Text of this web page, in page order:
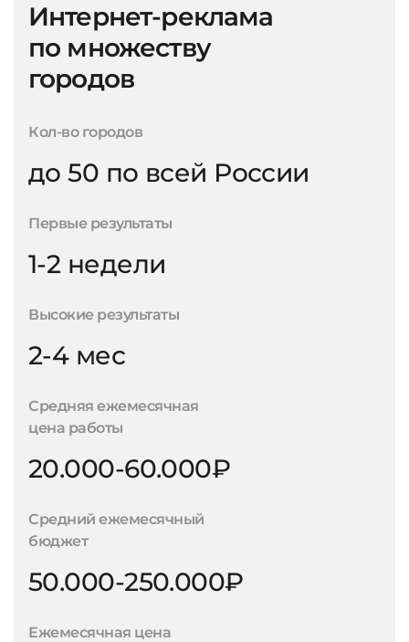
Интернет-реклама
по множеству
городов
Кол-во городов
до 50 по всей России
Первые результаты
1-2 недели
Высокие результаты
2-4 мес
Средняя ежемесячная
цена работы
20.000-60.000₽
Средний ежемесячный
бюджет
50.000-250.000₽
Ежемесячная цена